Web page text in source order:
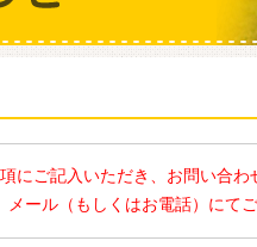
にご記入いただき、お問い合
メール（もしくはお電話）にて